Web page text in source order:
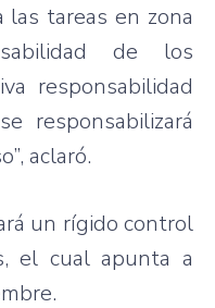
tareas en zona
de los
responsabilidad
responsabilizará
aclaró.
un rígido control
el cual apunta a